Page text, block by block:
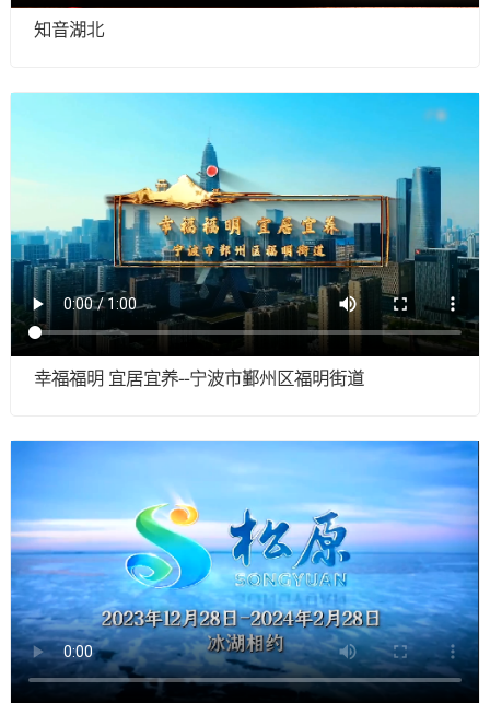
知音湖北
幸福福明 宜居宜养--宁波市鄞州区福明街道